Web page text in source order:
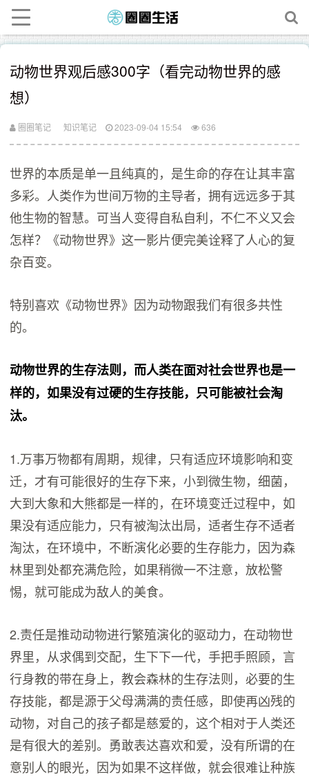
动物世界观后感300字（看完动物世界的感
想）
圈圈笔记 知识笔记 2023-09-04 15:54 636
世界的本质是单一且纯真的，是生命的存在让其丰富
多彩。人类作为世间万物的主导者，拥有远远多于其
他生物的智慧。可当人变得自私自利，不仁不义又会
怎样？《动物世界》这一影片便完美诠释了人心的复
杂百变。
特别喜欢《动物世界》因为动物跟我们有很多共性
的。
动物世界的生存法则，而人类在面对社会世界也是一
样的，如果没有过硬的生存技能，只可能被社会淘
汰。
1.万事万物都有周期，规律，只有适应环境影响和变
迁，才有可能很好的生存下来，小到微生物，细菌，
大到大象和大熊都是一样的，在环境变迁过程中，如
果没有适应能力，只有被淘汰出局，适者生存不适者
淘汰，在环境中，不断演化必要的生存能力，因为森
林里到处都充满危险，如果稍微一不注意，放松警
惕，就可能成为敌人的美食。
2.责任是推动动物进行繁殖演化的驱动力，在动物世
界里，从求偶到交配，生下下一代，手把手照顾，言
行身教的带在身上，教会森林的生存法则，必要的生
存技能，都是源于父母满满的责任感，即使再凶残的
动物，对自己的孩子都是慈爱的，这个相对于人类还
是有很大的差别。勇敢表达喜欢和爱，没有所谓的在
意别人的眼光，因为如果不这样做，就会很难让种族